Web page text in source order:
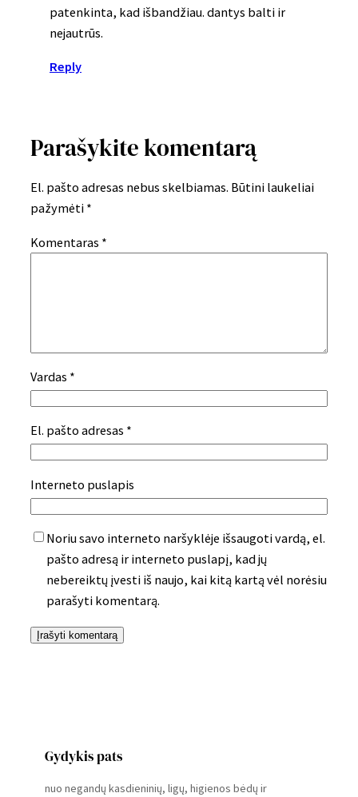
patenkinta, kad išbandžiau. dantys balti ir
nejautrūs.
Reply
Parašykite komentarą
El. pašto adresas nebus skelbiamas. Būtini laukeliai
pažymėti *
Komentaras *
Vardas *
El. pašto adresas *
Interneto puslapis
Noriu savo interneto naršyklėje išsaugoti vardą, el.
pašto adresą ir interneto puslapį, kad jų
nebereiktų įvesti iš naujo, kai kitą kartą vėl norėsiu
parašyti komentarą.
Gydykis pats
nuo negandų kasdieninių, ligų, higienos bėdų ir